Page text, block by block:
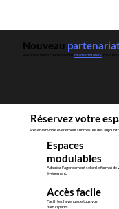
Nouveau
Made In Hotels, nous
Réservez votre
Réservez votre évènement sur mesure dès
Espaces
modulables
Adaptez l'agencement selon le format de
événement.
Accès facile
Facilitez la venue de tous vos
participants.